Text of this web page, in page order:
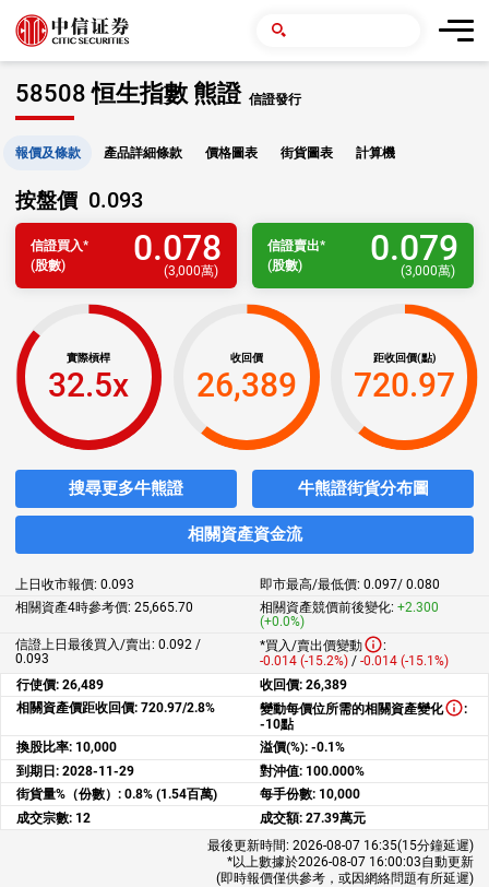
58508 恒生指數 熊證 信證發行
報價及條款 產品詳細條款 價格圖表 街貨圖表 計算機
按盤價 0.093
信證買入*
(股數)
0.078
(3,000萬)
信證賣出*
(股數)
0.079
(3,000萬)
實際槓桿
32.5x
收回價
26,389
距收回價(點)
720.97
搜尋更多牛熊證 牛熊證街貨分布圖
相關資產資金流
上日收市報價: 0.093 即市最高/最低價: 0.097/ 0.080
相關資產4時參考價: 25,665.70 相關資產競價前後變化: +2.300
(+0.0%)
信證上日最後買入/賣出: 0.092 /
0.093
*買入/賣出價變動
:
-0.014 (-15.2%) / -0.014 (-15.1%)
行使價: 26,489 收回價: 26,389
相關資產價距收回價: 720.97/2.8% 變動每價位所需的相關資產變化
:
-10點
換股比率: 10,000 溢價(%): -0.1%
到期日: 2028-11-29 對沖值: 100.000%
街貨量%（份數）: 0.8% (1.54百萬) 每手份數: 10,000
成交宗數: 12 成交額: 27.39萬元
最後更新時間: 2026-08-07 16:35(15分鐘延遲)
*以上數據於2026-08-07 16:00:03自動更新
(即時報價僅供參考，或因網絡問題有所延遲)